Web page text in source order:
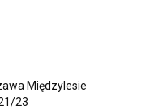
Międzylesie
23